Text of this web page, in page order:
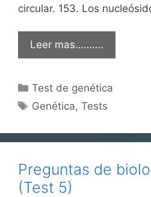
circular. 153. Los
Leer mas……….
Categorías
Test de genética
Etiquetas
Genética,Tests
Preguntas de
(Test 5)